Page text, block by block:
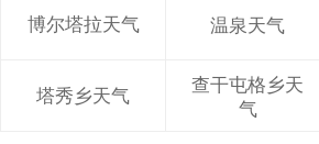
博尔塔拉天气 温泉天气
塔秀乡天气
查干屯格乡天
气